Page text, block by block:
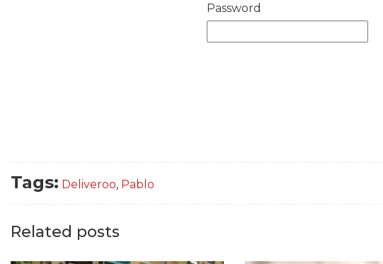
Password
Tags: Deliveroo, Pablo
Related posts